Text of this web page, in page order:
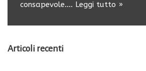
consapevole.… Leggi tutto »
Articoli recenti